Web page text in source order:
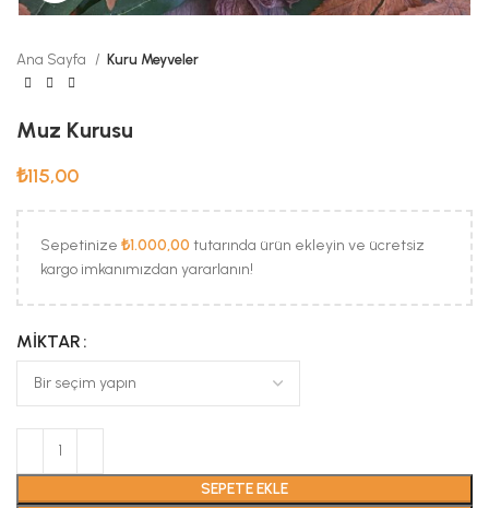
Ana Sayfa Kuru Meyveler
Muz Kurusu
₺115,00
Sepetinize ₺1.000,00 tutarında ürün ekleyin ve ücretsiz
kargo imkanımızdan yararlanın!
MIKTAR
SEPETE EKLE